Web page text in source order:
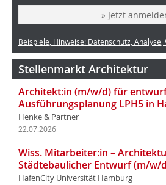
» Jetzt
Beispiele, Hinweise: Datenschutz,
Stellenmarkt Architektur
Architekt:in (m/w/d) für
Ausführungsplanung LPH5 in
Henke & Partner
22.07.2026
Wiss. Mitarbeiter:in –
Städtebaulicher Entwurf (m/w/
HafenCity Universität Hamburg